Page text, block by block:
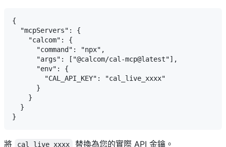
{
  "mcpServers": {
    "calcom": {
      "command": "npx",
      "args": ["@calcom/cal-mcp@latest"],
      "env": {
        "CAL_API_KEY": "cal_live_xxxx"
      }
    }
  }
將 cal_live_xxxx
替換為您的實際 API 金鑰。